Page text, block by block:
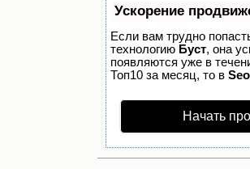
Ускорение
Если вам трудно
технологию Буст, она
появляются уже в
Топ10 за месяц, то в
Начать